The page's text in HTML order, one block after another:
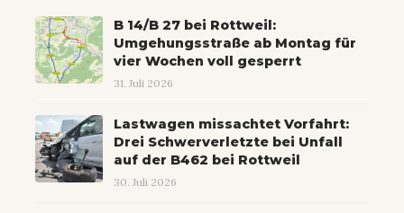
B 14/B 27 bei Rottweil:
Umgehungsstraße ab Montag für
vier Wochen voll gesperrt
31. Juli 2026
Lastwagen missachtet Vorfahrt:
Drei Schwerverletzte bei Unfall
auf der B462 bei Rottweil
30. Juli 2026